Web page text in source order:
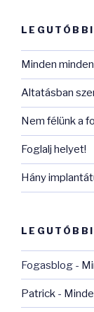
Minden
Altatásban
Nem félünk a
Foglalj helyet!
Hány
Fogasblog -
Patrick -